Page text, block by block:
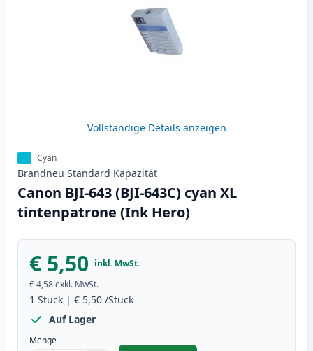
Vollständige Details anzeigen
Cyan
Brandneu Standard Kapazität
Canon BJI-643 (BJI-643C) cyan XL
tintenpatrone (Ink Hero)
€ 5,50 inkl. MwSt.
€ 4,58exkl. MwSt.
1 Stück | € 5,50 /Stück
Auf Lager
Menge